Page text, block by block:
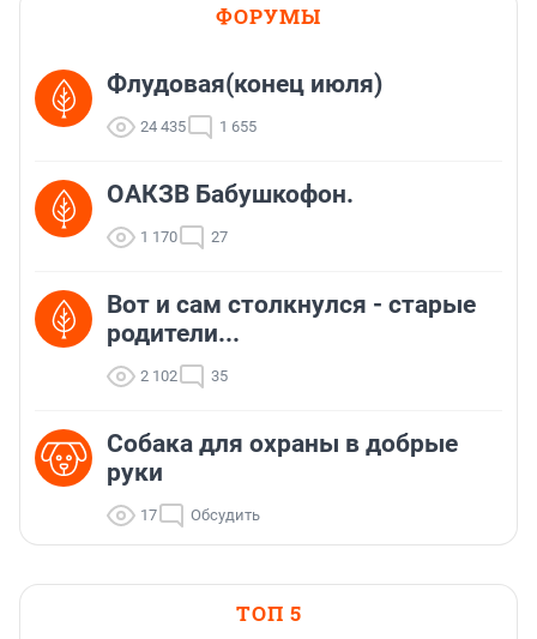
ФОРУМЫ
Флудовая(конец июля)
24 435 1 655
ОАКЗВ Бабушкофон.
1 170 27
Вот и сам столкнулся - старые
родители...
2 102 35
Собака для охраны в добрые
руки
17 Обсудить
ТОП 5